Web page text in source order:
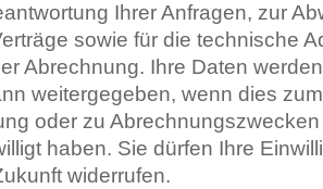
Ihrer Anfragen, zur
sowie für die technische
Abrechnung. Ihre Daten
weitergegeben, wenn dies
oder zu
haben. Sie dürfen Ihre
widerrufen.